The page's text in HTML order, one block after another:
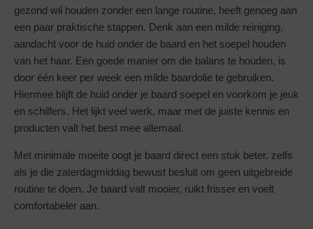
gezond wil houden zonder een lange routine, heeft genoeg aan
een paar praktische stappen. Denk aan een milde reiniging,
aandacht voor de huid onder de baard en het soepel houden
van het haar. Een goede manier om die balans te houden, is
door één keer per week een milde baardolie te gebruiken.
Hiermee blijft de huid onder je baard soepel en voorkom je jeuk
en schilfers. Het lijkt veel werk, maar met de juiste kennis en
producten valt het best mee allemaal.
Met minimale moeite oogt je baard direct een stuk beter, zelfs
als je die zaterdagmiddag bewust besluit om geen uitgebreide
routine te doen. Je baard valt mooier, ruikt frisser en voelt
comfortabeler aan.